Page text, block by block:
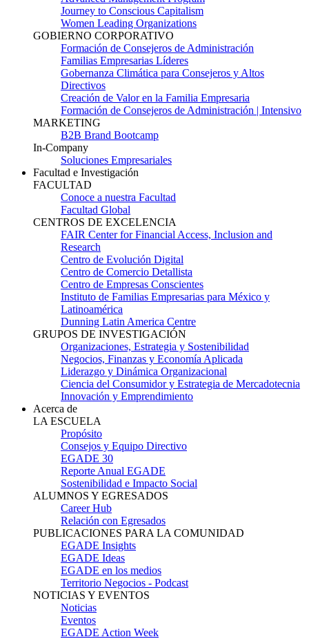
Journey to Conscious Capitalism
Women Leading Organizations
GOBIERNO CORPORATIVO
Formación de Consejeros de Administración
Familias Empresarias Líderes
Gobernanza Climática para Consejeros y Altos
Directivos
Creación de Valor en la Familia Empresaria
Formación de Consejeros de Administración | Intensivo
MARKETING
B2B Brand Bootcamp
In-Company
Soluciones Empresariales
Facultad e Investigación
FACULTAD
Conoce a nuestra Facultad
Facultad Global
CENTROS DE EXCELENCIA
FAIR Center for Financial Access, Inclusion and
Research
Centro de Evolución Digital
Centro de Comercio Detallista
Centro de Empresas Conscientes
Instituto de Familias Empresarias para México y
Latinoamérica
Dunning Latin America Centre
GRUPOS DE INVESTIGACIÓN
Organizaciones, Estrategia y Sostenibilidad
Negocios, Finanzas y Economía Aplicada
Liderazgo y Dinámica Organizacional
Ciencia del Consumidor y Estrategia de Mercadotecnia
Innovación y Emprendimiento
Acerca de
LA ESCUELA
Propósito
Consejos y Equipo Directivo
EGADE 30
Reporte Anual EGADE
Sostenibilidad e Impacto Social
ALUMNOS Y EGRESADOS
Career Hub
Relación con Egresados
PUBLICACIONES PARA LA COMUNIDAD
EGADE Insights
EGADE Ideas
EGADE en los medios
Territorio Negocios - Podcast
NOTICIAS Y EVENTOS
Noticias
Eventos
EGADE Action Week